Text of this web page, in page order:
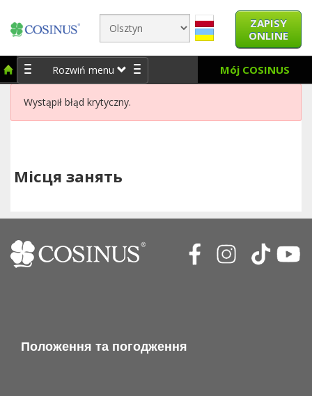
ZAPISY
ONLINE
Rozwiń menu Mój COSINUS
Wystąpił błąd krytyczny.
Місця занять
Положення та погодження